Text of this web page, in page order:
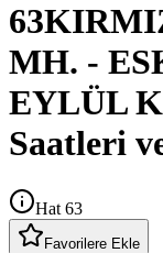
MH. -
EYLÜL
Saatleri
Hat 63
Favorilere Ekle